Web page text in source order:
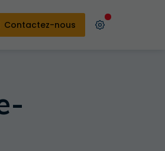
Contactez-nous